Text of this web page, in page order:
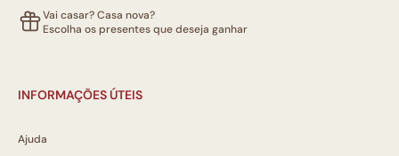
Vai casar? Casa nova?
Escolha os presentes que deseja ganhar
INFORMAÇÕES ÚTEIS
Ajuda